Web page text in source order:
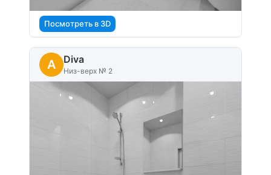
Посмотреть в 3D
A Diva
Низ-верх № 2